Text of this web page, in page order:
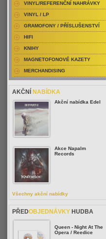
VINYL/REFERENČNÍ NAHRÁVKY
VINYL / LP
GRAMOFONY / PŘÍSLUŠENSTVÍ
HIFI
KNIHY
MAGNETOFONOVÉ KAZETY
MERCHANDISING
AKČNÍ NABÍDKA
Akční nabídka Edel
Akce Napalm
Records
Všechny akční nabídky
PŘEDOBJEDNÁVKY HUDBA
Queen - Night At The
Opera / Reedice